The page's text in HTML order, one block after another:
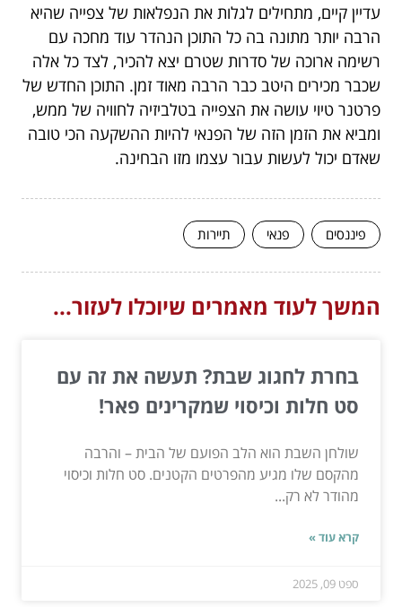
עדיין קיים, מתחילים לגלות את הנפלאות של צפייה שהיא
הרבה יותר מתונה בה כל התוכן הנהדר עוד מחכה עם
רשימה ארוכה של סדרות שטרם יצא להכיר, לצד כל אלה
שכבר מכירים היטב כבר הרבה מאוד זמן. התוכן החדש של
פרטנר טיוי עושה את הצפייה בטלביזיה לחוויה של ממש,
ומביא את הזמן הזה של הפנאי להיות ההשקעה הכי טובה
שאדם יכול לעשות עבור עצמו מזו הבחינה.
פיננסים פנאי תיירות
המשך לעוד מאמרים שיוכלו לעזור...
בחרת לחגוג שבת? תעשה את זה עם
סט חלות וכיסוי שמקרינים פאר!
שולחן השבת הוא הלב הפועם של הבית – והרבה
מהקסם שלו מגיע מהפרטים הקטנים. סט חלות וכיסוי
מהודר לא רק...
קרא עוד »
ספט 09, 2025